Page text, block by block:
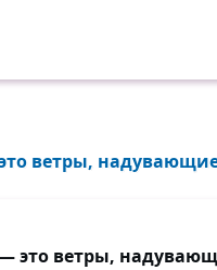
ветры,
это ветры,